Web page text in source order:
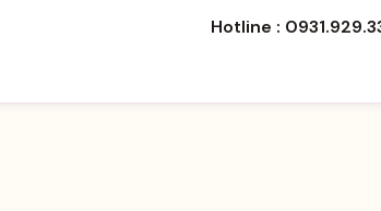
Hotline :